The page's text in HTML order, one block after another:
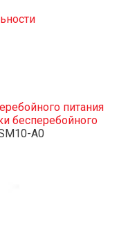
питания
бесперебойного
A0